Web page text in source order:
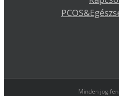
Minden jog